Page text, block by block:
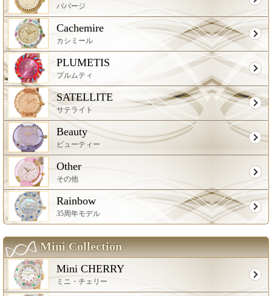
パバージ
Cachemire
カシミール
PLUMETIS
プルムティ
SATELLITE
サテライト
Beauty
ビューティー
Other
その他
Rainbow
35周年モデル
Mini Collection
Mini CHERRY
ミニ・チェリー